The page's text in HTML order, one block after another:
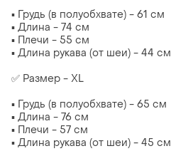
▪️ Грудь (в полуобхвате) - 61 см
▪️ Длина - 74 см
▪️ Плечи - 55 см
▪️ Длина рукава (от шеи) - 44 см
✅ Размер - XL
▪️ Грудь (в полуобхвате) - 65 см
▪️ Длина - 76 см
▪️ Плечи - 57 см
▪️ Длина рукава (от шеи) - 45 см